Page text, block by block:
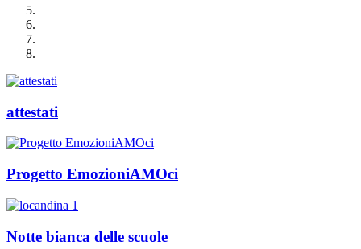
attestati
Progetto EmozioniAMOci
Notte bianca delle scuole